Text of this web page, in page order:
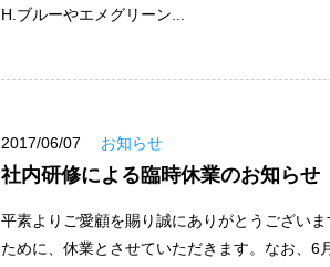
H.ブルーやエメグリーン...
2017/06/07 お知らせ
社内研修による臨時休業のお知らせ
平素よりご愛顧を賜り誠にありがとうござい
ために、休業とさせていただきます。なお、